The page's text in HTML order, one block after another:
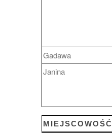
Gadawa
Janina
MIEJSCOWOŚĆ